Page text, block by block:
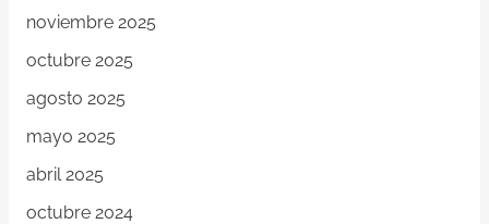
noviembre 2025
octubre 2025
agosto 2025
mayo 2025
abril 2025
octubre 2024